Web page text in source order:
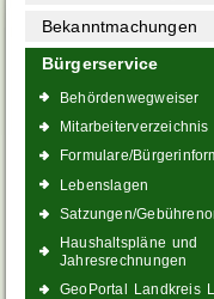
Bekanntmachungen
Bürgerservice
Behördenwegweiser
Mitarbeiterverzeichnis
Formulare/
Lebenslagen
Satzungen/
Haushaltspläne und
Jahresrechnungen
GeoPortal Landkreis